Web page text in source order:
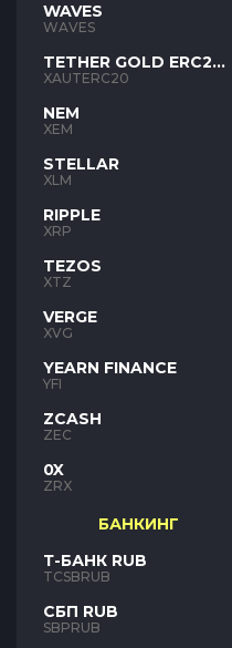
WAVES
WAVES
TETHER GOLD ERC20
XAUT
XAUTERC20
NEM
XEM
STELLAR
XLM
RIPPLE
XRP
TEZOS
XTZ
VERGE
XVG
YEARN FINANCE
YFI
ZCASH
ZEC
0X
ZRX
БАНКИНГ
Т-БАНК RUB
TCSBRUB
СБП RUB
SBPRUB